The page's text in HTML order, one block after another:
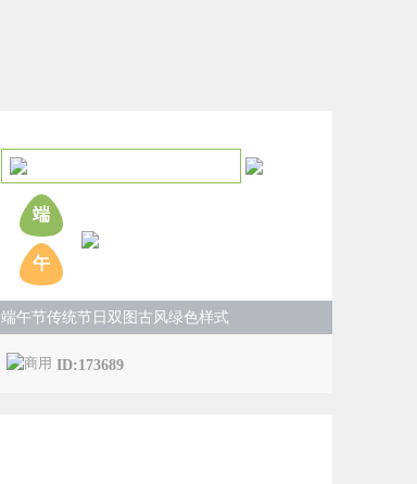
端
午
端午节传统节日双图古风绿色样式
ID:173689